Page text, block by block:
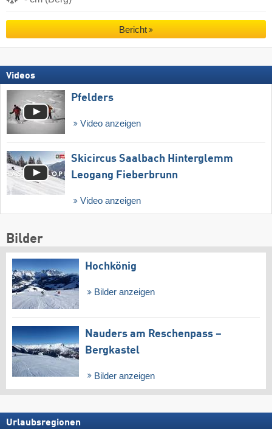
Bericht
Videos
Pfelders
Video anzeigen
Skicircus Saalbach Hinterglemm
Leogang Fieberbrunn
Video anzeigen
Bilder
Hochkönig
Bilder anzeigen
Nauders am Reschenpass –
Bergkastel
Bilder anzeigen
Urlaubsregionen